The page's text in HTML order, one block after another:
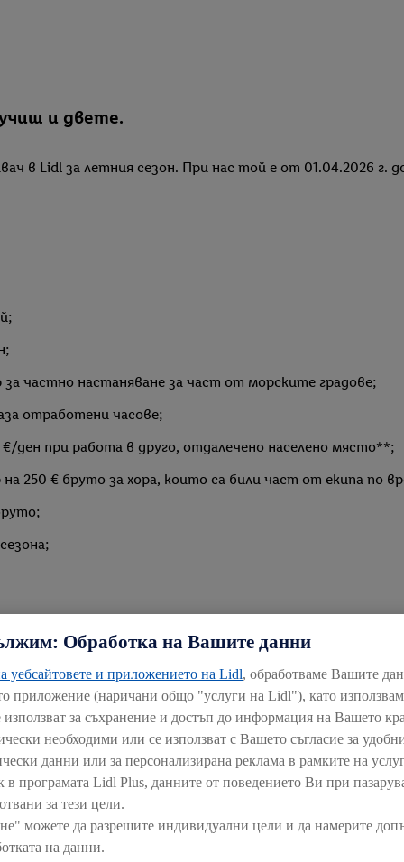
и двете.
в Lidl за летния сезон. При нас той е от 01.04.2026 г.
частно настаняване за част от морските градове;
отработени часове;
ден при работа в друго, отдалечено населено място**;
250 € бруто за хора, които са били част от екипа по
с безплатни психологически, финансови и правни
ден;
деца от 1-ви до 8-и клас;
за служители с деца от 1-ви до 12-и клас.
Обработка на Вашите данни
уебсайтовете и приложението на Lidl, обработваме Вашите
приложение (наричани общо "услуги на Lidl"), като
използват за съхранение и достъп до информация на Вашето
необходими или се използват с Вашето съгласие за
данни или за персонализирана реклама в рамките на
в програмата Lidl Plus, данните от поведението Ви при
за тези цели.
можете да разрешите индивидуални цели и да намерите
на данни.